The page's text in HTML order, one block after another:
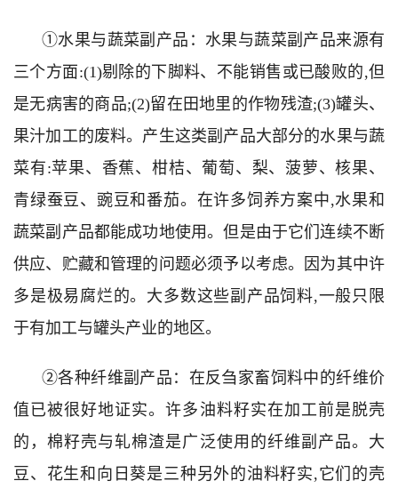
①水果与蔬菜副产品：水果与蔬菜副产品来源有
三个方面:(1)剔除的下脚料、不能销售或已酸败的,但
是无病害的商品;(2)留在田地里的作物残渣;(3)罐头、
果汁加工的废料。产生这类副产品大部分的水果与蔬
菜有:苹果、香蕉、柑桔、葡萄、梨、菠萝、核果、
青绿蚕豆、豌豆和番茄。在许多饲养方案中,水果和
蔬菜副产品都能成功地使用。但是由于它们连续不断
供应、贮藏和管理的问题必须予以考虑。因为其中许
多是极易腐烂的。大多数这些副产品饲料,一般只限
于有加工与罐头产业的地区。
②各种纤维副产品：在反刍家畜饲料中的纤维价
值已被很好地证实。许多油料籽实在加工前是脱壳
的，棉籽壳与轧棉渣是广泛使用的纤维副产品。大
豆、花生和向日葵是三种另外的油料籽实,它们的壳